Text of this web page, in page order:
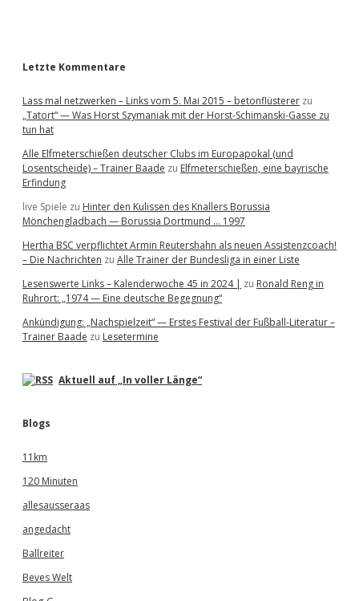
Letzte Kommentare
Lass mal netzwerken – Links vom 5. Mai 2015 – betonflüsterer zu
„Tatort“ — Was Horst Szymaniak mit der Horst-Schimanski-Gasse zu
tun hat
Alle Elfmeterschießen deutscher Clubs im Europapokal (und
Losentscheide) – Trainer Baade zu Elfmeterschießen, eine bayrische
Erfindung
live Spiele zu Hinter den Kulissen des Knallers Borussia
Mönchengladbach — Borussia Dortmund … 1997
Hertha BSC verpflichtet Armin Reutershahn als neuen Assistenzcoach!
– Die Nachrichten zu Alle Trainer der Bundesliga in einer Liste
Lesenswerte Links – Kalenderwoche 45 in 2024 | zu Ronald Reng in
Ruhrort: „1974 — Eine deutsche Begegnung“
Ankündigung: „Nachspielzeit“ — Erstes Festival der Fußball-Literatur –
Trainer Baade zu Lesetermine
Aktuell auf „In voller Länge“
Blogs
11km
120 Minuten
allesausseraas
angedacht
Ballreiter
Beves Welt